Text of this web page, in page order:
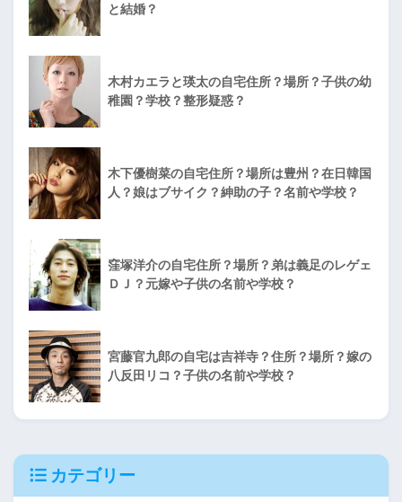
と結婚？
木村カエラと瑛太の自宅住所？場所？子供の幼
稚園？学校？整形疑惑？
木下優樹菜の自宅住所？場所は豊州？在日韓国
人？娘はブサイク？紳助の子？名前や学校？
窪塚洋介の自宅住所？場所？弟は義足のレゲェ
ＤＪ？元嫁や子供の名前や学校？
宮藤官九郎の自宅は吉祥寺？住所？場所？嫁の
八反田リコ？子供の名前や学校？
カテゴリー